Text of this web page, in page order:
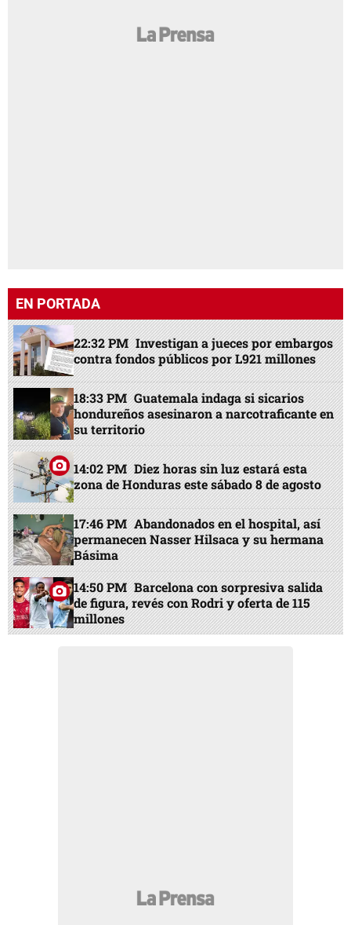
EN PORTADA
22:32 PM Investigan a jueces por embargos
contra fondos públicos por L921 millones
18:33 PM Guatemala indaga si sicarios
hondureños asesinaron a narcotraficante en
su territorio
14:02 PM Diez horas sin luz estará esta
zona de Honduras este sábado 8 de agosto
17:46 PM Abandonados en el hospital, así
permanecen Nasser Hilsaca y su hermana
Básima
14:50 PM Barcelona con sorpresiva salida
de figura, revés con Rodri y oferta de 115
millones